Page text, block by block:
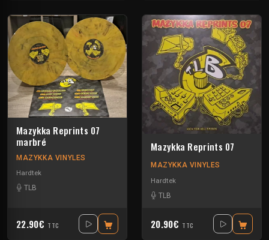
Mazykka Reprints 07
marbré
MAZYKKA VINYLES
Hardtek
TLB
22.90€ TTC
Mazykka Reprints 07
MAZYKKA VINYLES
Hardtek
TLB
20.90€ TTC